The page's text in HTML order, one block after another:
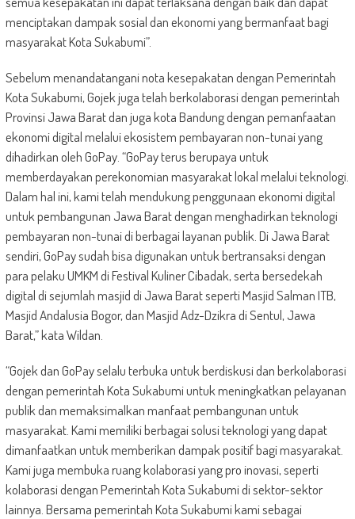
menciptakan dampak sosial dan ekonomi yang bermanfaat bagi
masyarakat Kota Sukabumi”.
Sebelum menandatangani nota kesepakatan dengan Pemerintah
Kota Sukabumi, Gojek juga telah berkolaborasi dengan pemerintah
Provinsi Jawa Barat dan juga kota Bandung dengan pemanfaatan
ekonomi digital melalui ekosistem pembayaran non-tunai yang
dihadirkan oleh GoPay. “GoPay terus berupaya untuk
memberdayakan perekonomian masyarakat lokal melalui teknologi.
Dalam hal ini, kami telah mendukung penggunaan ekonomi digital
untuk pembangunan Jawa Barat dengan menghadirkan teknologi
pembayaran non-tunai di berbagai layanan publik. Di Jawa Barat
sendiri, GoPay sudah bisa digunakan untuk bertransaksi dengan
para pelaku UMKM di Festival Kuliner Cibadak, serta bersedekah
digital di sejumlah masjid di Jawa Barat seperti Masjid Salman ITB,
Masjid Andalusia Bogor, dan Masjid Adz-Dzikra di Sentul, Jawa
Barat,” kata ​Wildan​.
“Gojek dan GoPay selalu terbuka untuk berdiskusi dan berkolaborasi
dengan pemerintah Kota Sukabumi untuk meningkatkan pelayanan
publik dan memaksimalkan manfaat pembangunan untuk
masyarakat. Kami memiliki berbagai solusi teknologi yang dapat
dimanfaatkan untuk memberikan dampak positif bagi masyarakat.
Kami juga membuka ruang kolaborasi yang pro inovasi, seperti
kolaborasi dengan Pemerintah Kota Sukabumi di sektor-sektor
lainnya. Bersama pemerintah Kota Sukabumi kami sebagai